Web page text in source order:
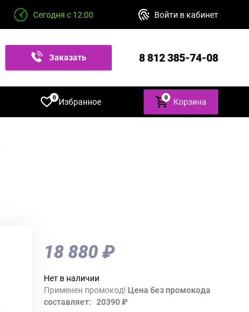
Сегодня с 12:00 Войти в кабинет
Заказать 8 812 385-74-08
Избранное
0 0 Корзина
18 880 ₽
Нет в наличии
Применен промокод! Цена без промокода
составляет: 20390 ₽